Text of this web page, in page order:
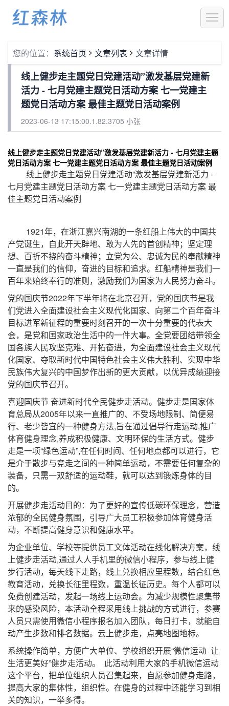
您的位置： 系统首页 > 文章列表 > 文章详情
线上健步走主题党日党建活动”激发基层党建新
活力 - 七月党建主题党日活动方案 七一党建主
题党日活动方案 最佳主题党日活动案例
2023-06-13 17:15:00.1.82.3705 小张
线上健步走主题党日党建活动”激发基层党建新活力 - 七月党建主题
党日活动方案 七一党建主题党日活动方案 最佳主题党日活动案例
线上健步走主题党日党建活动”激发基层党建新活力 -
七月党建主题党日活动方案 七一党建主题党日活动方案 最
佳主题党日活动案例
1921年，在浙江嘉兴南湖的一条红船上伟大的中国共
产党诞生，自此开天辟地、敢为人先的首创精神；坚定理
想、百折不挠的奋斗精神；立党为公、忠诚为民的奉献精神
一直是我们的信仰，奋进的目标和追求。红船精神是我们一
百年来始终奉行的准则，激励我们为国家为人民努力奋斗。
党的国庆节2022年下半年将在北京召开， 党的国庆节是我
们党进入全面建设社会主义现代化国家、向第二个百年奋斗
目标进军新征程的重要时刻召开的一次十分重要的代表大
会，是党和国家政治生活中的一件大事。全党要团结带领全
国各族人民攻坚克难、开拓奋进，为全面建设社会主义现代
化国家、夺取新时代中国特色社会主义伟大胜利、实现中华
民族伟大复兴的中国梦作出新的更大贡献，以优异成绩迎接
党的国庆节召开。
喜迎国庆节 奋进新时代全民健步走活动。健步走是国家体
育总局从2005年以来一直推广的、不受场地限制、简便易
行、老少皆宜的一种健身方法,旨在通过倡导行走运动,推广
体育健身理念,养成积极健康、文明环保的生活方式。健步
走是一项“绿色运动”,在任何时间、任何地点都可以进行，它
是介于散步与竞走之间的一种简单运动，不需要任何复杂的
装备，只需一双舒适的运动鞋，就可以达到锻炼身体的目
的。
开展健步走活动目的：为了更好的宣传低碳环保理念，营造
浓郁的全民健身氛围，引导广大员工积极参加体育健身活
动，不断提高健身意识和健康水平。
为企业单位、学校等提供员工文体活动在线化解决方案，线
上健步走活动,通过人人手机里的微信小程序，参与线上健
步行活动，每天线下走路，线上兑换相应里程数，结合红色
教育活动，兑换长征里程数，重温长征历史。每个人都可以
免费创建活动，发起一场线上运动会。为减少规模性聚集带
来的感染风险，本活动全程采用线上挑战的方式进行，参赛
人员只需使用微信小程序报名加入团队，每日打卡，就能自
动产生步数和排名数据。云上健步走，点亮地图地标。
系统操作简单，方便广大单位、学校组织开展“微信运动 让
生活更美好”健步走活动。 此活动利用大家的手机微信运动
这个平台，把单位组织人员召集起来，自愿参加健身走路，
提高大家的集体性，组织性。在健身的过程中还能学习到相
关的知识，一举多得。